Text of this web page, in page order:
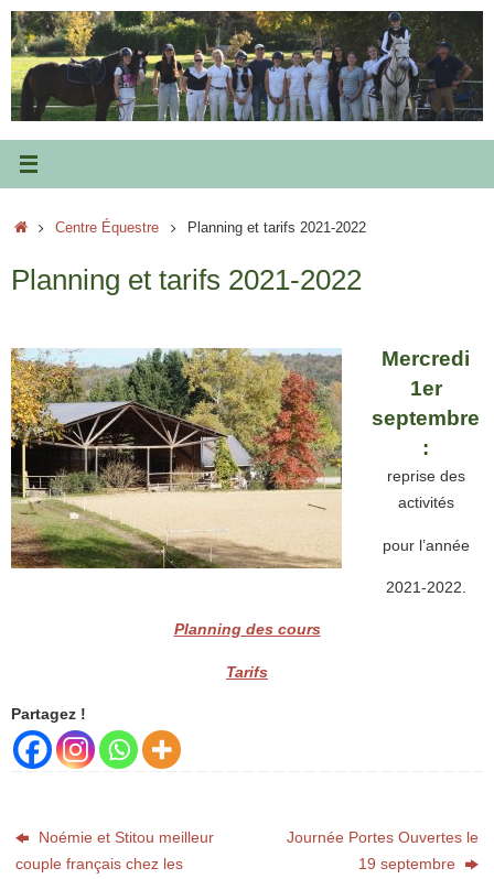
Passer
au
contenu
Accueil
Centre Équestre Planning et tarifs 2021-2022
Planning et tarifs 2021-2022
Mercredi
1er
septembre
:
reprise des
activités
pour l’année
2021-2022.
Planningdes cours
Tarifs
Partagez !
Noémie et Stitou meilleur
couple français chez les
Journée Portes Ouvertes le
19 septembre